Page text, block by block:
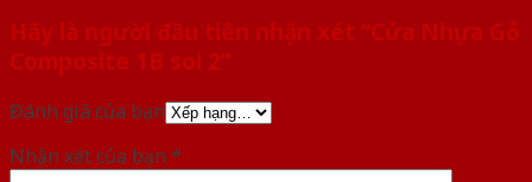
Hãy là người đầu tiên nhận xét “Cửa Nhựa Gỗ
Composite 1B soi 2”
Đánh giá của bạn
Nhận xét của bạn *